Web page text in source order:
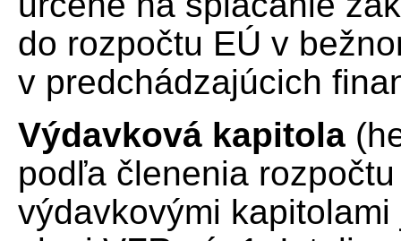
do rozpočtu EÚ v
v predchádzajúcich
Výdavková kapitola
podľa členenia
výdavkovými